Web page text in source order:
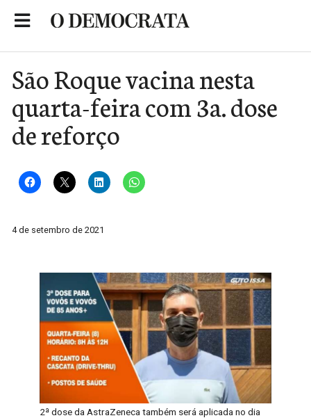
São Roque vacina nesta
quarta-feira com 3a. dose
de reforço
4 de setembro de 2021
2ª dose da AstraZeneca também será aplicada no dia